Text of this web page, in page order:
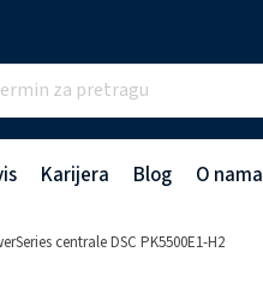
Karijera Blog O nama
centrale DSC PK5500E1-H2